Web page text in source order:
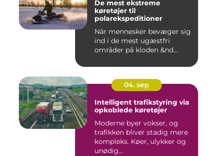
De mest ekstreme
køretøjer til
polarekspeditioner
Når mennesker bevæger sig
ind i de mest ugæstfri
områder på kloden &nd...
04. sep
Intelligent trafikstyring via
opkoblede køretøjer
Moderne byer vokser, og
trafikken bliver stadig mere
kompleks. Køer, ulykker og
unødig...